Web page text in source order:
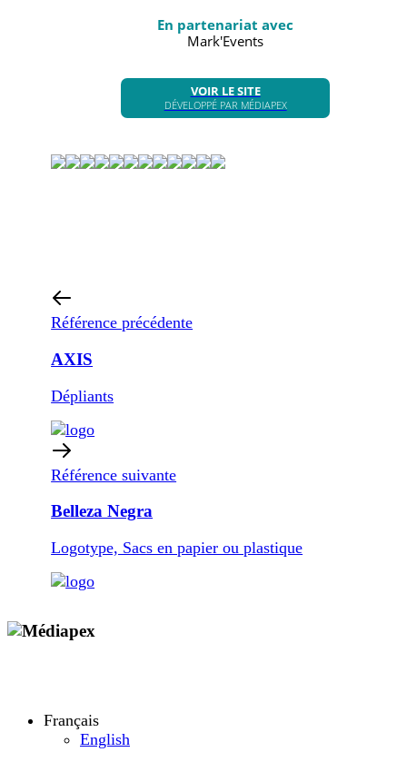
En partenariat avec
Mark'Events
VOIR LE SITE
DÉVELOPPÉ PAR MÉDIAPEX
Référence précédente
AXIS
Dépliants
Référence suivante
Belleza Negra
Logotype, Sacs en papier ou plastique
Français
English